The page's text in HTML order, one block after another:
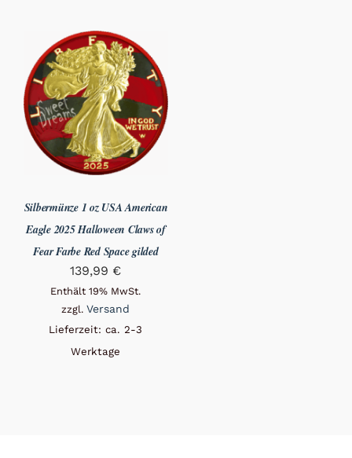
Silbermünze 1 oz USA American
Eagle 2025 Halloween Claws of
Fear Farbe Red Space gilded
139,99 €
Enthält 19% MwSt.
zzgl.Versand
Lieferzeit: ca. 2-3
Werktage